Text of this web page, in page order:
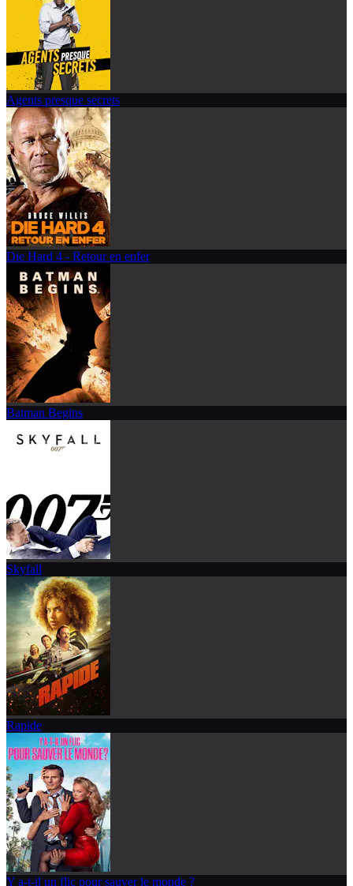
Agents presque secrets
Die Hard 4 - Retour en enfer
Batman Begins
Skyfall
Rapide
Y a-t-il un flic pour sauver le monde ?